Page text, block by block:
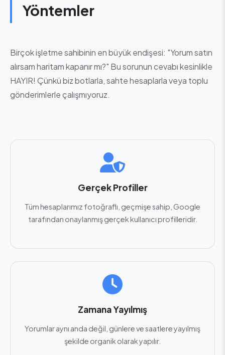
Yöntemler
Birçok işletme sahibinin en büyük endişesi: "Yorum satın
alırsam haritam kapanır mı?" Bu sorunun cevabı kesinlikle
HAYIR! Çünkü biz botlarla, sahte hesaplarla veya toplu
gönderimlerle çalışmıyoruz.
Gerçek Profiller
Tüm hesaplarımız fotoğraflı, geçmişe sahip, Google
tarafından onaylanmış gerçek kullanıcı profilleridir.
Zamana Yayılmış
Yorumlar aynı anda değil, günlere ve saatlere yayılmış
şekilde organik olarak yapılır.